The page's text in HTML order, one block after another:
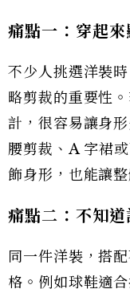
痛點一：穿起
不少人挑選洋裝
略剪裁的重要性
計，很容易讓身
腰剪裁、A 字裙
飾身形，也能讓
痛點二：不知
同一件洋裝，搭
格。例如球鞋適